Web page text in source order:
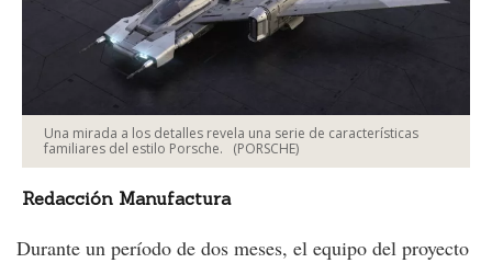
Una mirada a los detalles revela una serie de características
familiares del estilo Porsche.
(PORSCHE)
Redacción Manufactura
Durante un período de dos meses, el equipo del proyecto